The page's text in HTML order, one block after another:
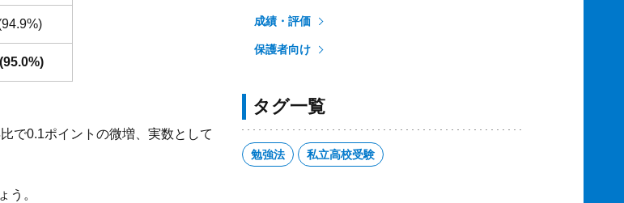
で0.1ポイントの微増、実数として
う。
成績・評価
保護者向け
タグ一覧
勉強法 私立高校受験